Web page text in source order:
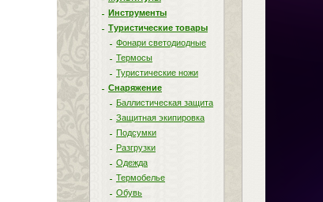
Инструменты
Туристические товары
Фонари светодиодные
Термосы
Туристические ножи
Снаряжение
Баллистическая защита
Защитная экипировка
Подсумки
Разгрузки
Одежда
Термобелье
Обувь